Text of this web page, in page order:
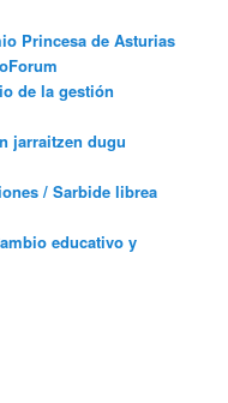
Princesa de Asturias
de la gestión
jarraitzen dugu
/ Sarbide librea
educativo y